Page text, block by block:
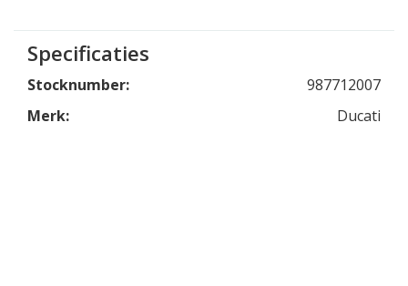
verkrijgbaar in vier kleuren en perfect om te
dragen naar het werk, in je vrije tijd of op de motor
gecombineerd met je technische motorkleding.
Specificaties
Stocknumber:
987712007
Merk:
Ducati